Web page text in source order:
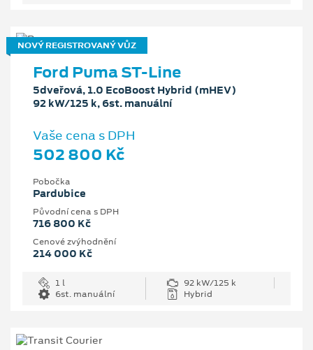
NOVÝ REGISTROVANÝ VŮZ
Ford Puma ST-Line
5dveřová, 1.0 EcoBoost Hybrid (mHEV)
92 kW/125 k, 6st. manuální
Vaše cena s DPH
502 800 Kč
Pobočka
Pardubice
Původní cena s DPH
716 800 Kč
Cenové zvýhodnění
214 000 Kč
1 l
92 kW/125 k
6st. manuální
Hybrid